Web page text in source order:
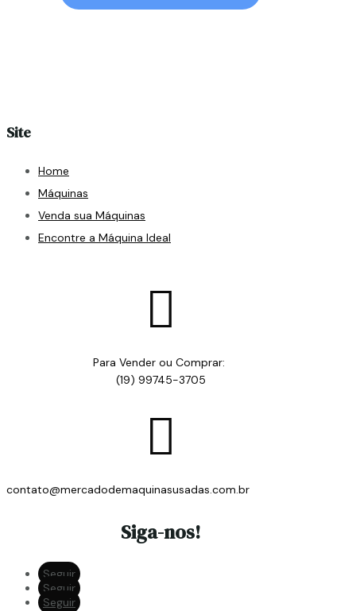
Site
Home
Máquinas
Venda sua Máquinas
Encontre a Máquina Ideal

Para Vender ou Comprar:
(19) 99745-3705

contato@mercadodemaquinasusadas.com.br
Siga-nos!
Seguir
Seguir
Seguir